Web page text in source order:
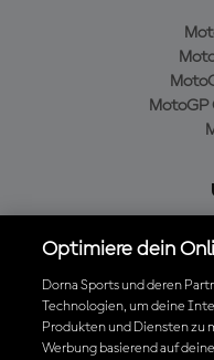
MotoGP
Optimiere dein
Dorna Sports und deren
Technologien, um deine
Produkten und Diensten zu
Werbung basierend auf